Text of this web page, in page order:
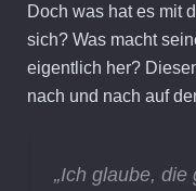
Doch was hat es mit
sich? Was macht
eigentlich her?
nach und nach auf
„Ich glaube,